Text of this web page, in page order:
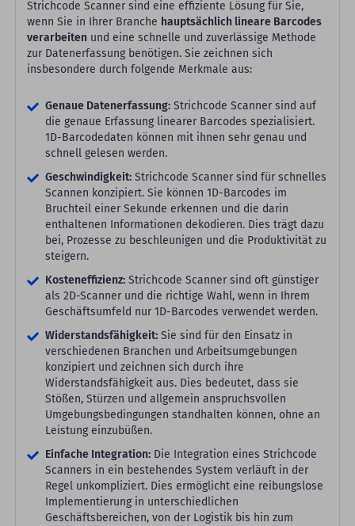
Strichcode Scanner sind eine effiziente Lösung für Sie,
wenn Sie in Ihrer Branche hauptsächlich lineare Barcodes
verarbeiten und eine schnelle und zuverlässige Methode
zur Datenerfassung benötigen. Sie zeichnen sich
insbesondere durch folgende Merkmale aus:
Genaue Datenerfassung: Strichcode Scanner sind auf
die genaue Erfassung linearer Barcodes spezialisiert.
1D-Barcodedaten können mit ihnen sehr genau und
schnell gelesen werden.
Geschwindigkeit: Strichcode Scanner sind für schnelles
Scannen konzipiert. Sie können 1D-Barcodes im
Bruchteil einer Sekunde erkennen und die darin
enthaltenen Informationen dekodieren. Dies trägt dazu
bei, Prozesse zu beschleunigen und die Produktivität zu
steigern.
Kosteneffizienz: Strichcode Scanner sind oft günstiger
als 2D-Scanner und die richtige Wahl, wenn in Ihrem
Geschäftsumfeld nur 1D-Barcodes verwendet werden.
Widerstandsfähigkeit: Sie sind für den Einsatz in
verschiedenen Branchen und Arbeitsumgebungen
konzipiert und zeichnen sich durch ihre
Widerstandsfähigkeit aus. Dies bedeutet, dass sie
Stößen, Stürzen und allgemein anspruchsvollen
Umgebungsbedingungen standhalten können, ohne an
Leistung einzubüßen.
Einfache Integration: Die Integration eines Strichcode
Scanners in ein bestehendes System verläuft in der
Regel unkompliziert. Dies ermöglicht eine reibungslose
Implementierung in unterschiedlichen
Geschäftsbereichen, von der Logistik bis hin zum